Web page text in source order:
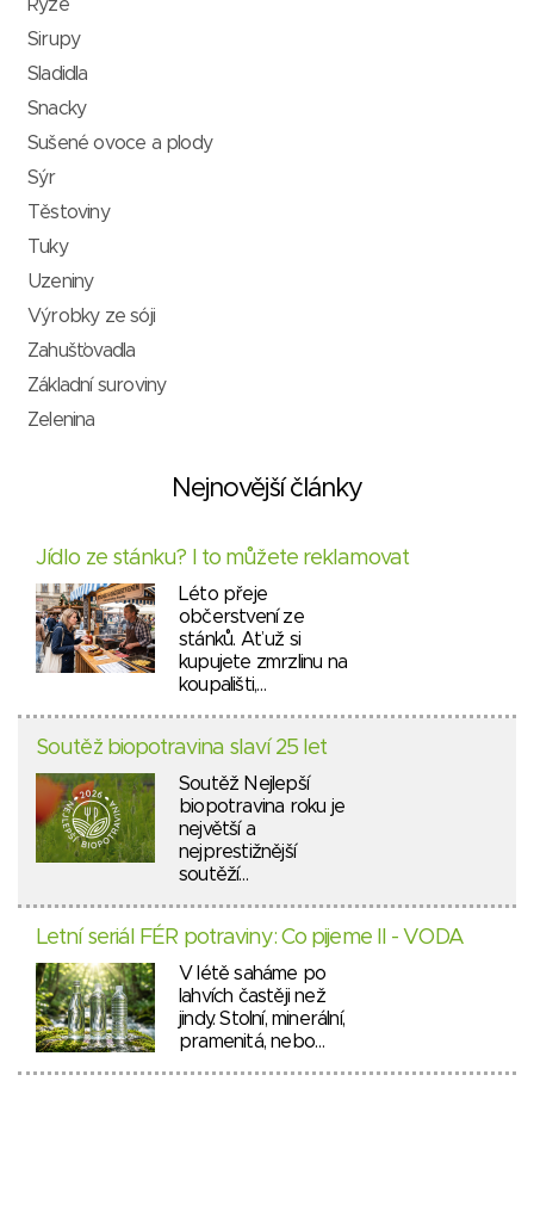
Rýže
Sirupy
Sladidla
Snacky
Sušené ovoce a plody
Sýr
Těstoviny
Tuky
Uzeniny
Výrobky ze sóji
Zahušťovadla
Základní suroviny
Zelenina
Nejnovější články
Jídlo ze stánku? I to můžete reklamovat
Léto přeje
občerstvení ze
stánků. Ať už si
kupujete zmrzlinu na
koupališti,…
Soutěž biopotravina slaví 25 let
Soutěž Nejlepší
biopotravina roku je
největší a
nejprestižnější
soutěží…
Letní seriál FÉR potraviny: Co pijeme II - VODA
V létě saháme po
lahvích častěji než
jindy. Stolní, minerální,
pramenitá, nebo…